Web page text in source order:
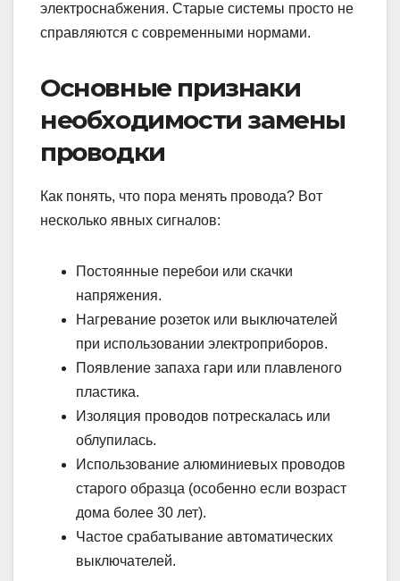
электроснабжения. Старые системы просто не
справляются с современными нормами.
Основные признаки
необходимости замены
проводки
Как понять, что пора менять провода? Вот
несколько явных сигналов:
Постоянные перебои или скачки
напряжения.
Нагревание розеток или выключателей
при использовании электроприборов.
Появление запаха гари или плавленого
пластика.
Изоляция проводов потрескалась или
облупилась.
Использование алюминиевых проводов
старого образца (особенно если возраст
дома более 30 лет).
Частое срабатывание автоматических
выключателей.